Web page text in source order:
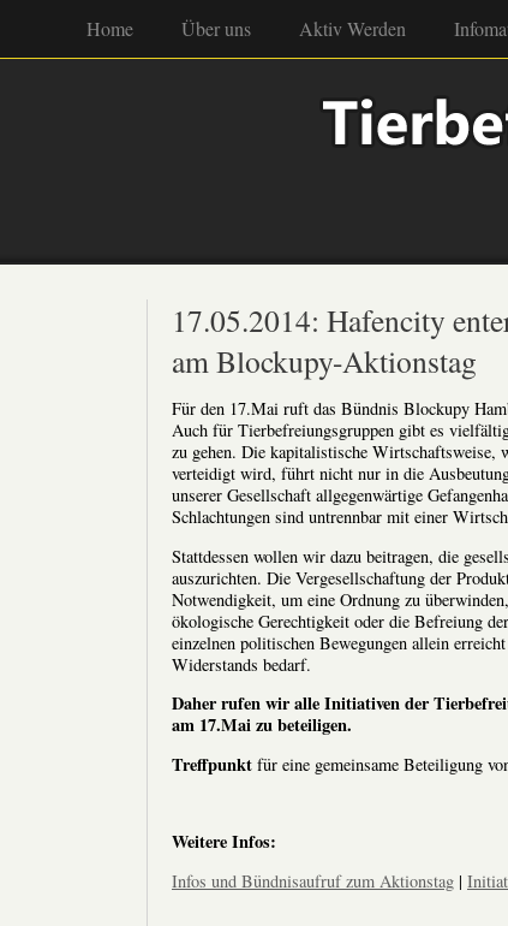
Home Über uns Aktiv Werden
17.05.2014: Hafencity
am Blockupy-Aktionstag
Für den 17.Mai ruft das Bündnis Blockupy
Auch für Tierbefreiungsgruppen gibt es
zu gehen. Die kapitalistische Wirtschaftsweise,
verteidigt wird, führt nicht nur in die
unserer Gesellschaft allgegenwärtige
Schlachtungen sind untrennbar mit einer
Stattdessen wollen wir dazu beitragen, die
auszurichten. Die Vergesellschaftung der
Notwendigkeit, um eine Ordnung zu
ökologische Gerechtigkeit oder die Befreiung
einzelnen politischen Bewegungen allein
Widerstands bedarf.
Daher rufen wir alle Initiativen der
am 17.Mai zu beteiligen.
Treffpunkt für eine gemeinsame Beteiligung
Weitere Infos:
Infos und Bündnisaufruf zum Aktionstag |